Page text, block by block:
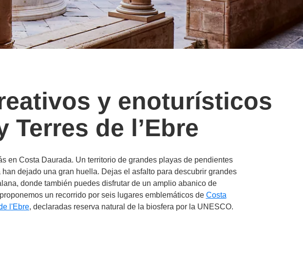
y enoturísticos
Terres de l’Ebre
en Costa Daurada. Un territorio de grandes playas de pendientes
dejado una gran huella. Dejas el asfalto para descubrir grandes
donde también puedes disfrutar de un amplio abanico de
un recorrido por seis lugares emblemáticos de Costa
l'Ebre, declaradas reserva natural de la biosfera por la UNESCO.